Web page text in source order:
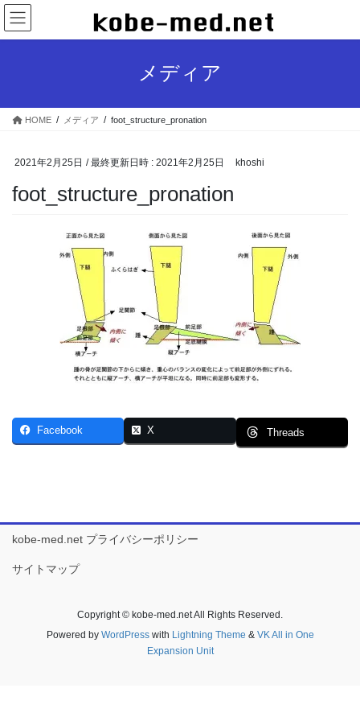
コ
ン
テ
ス
ナ
ビ
ゲ
ン
メディア
HOME メディア foot_structure_pronation
2021年2月25日 / 最終更新日時 : 2021年2月25日 khoshi
foot_structure_pronation
Facebook X Threads
kobe-med.net プライバシーポリシー
サイトマップ
Copyright © kobe-med.net All Rights Reserved.
Powered by WordPresswith Lightning Theme & VK All in One
Expansion Unit